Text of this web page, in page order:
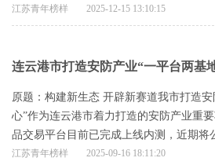
江苏青年榜样 2025-12-15 13:10:15
连云港市打造安防产业“一平台两基
原题：构建新生态 开辟新赛道我市打造
心”作为连云港市着力打造的安防产业重
品交易平台目前已完成上线内测，近期将
江苏青年榜样 2025-09-16 18:11:20